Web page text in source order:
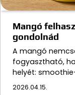
Mangó
gondolnád
A mangó
fogyasztható,
helyét:
2026.04.15.